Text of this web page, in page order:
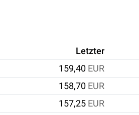
Letzter
159,40 EUR
158,70 EUR
157,25 EUR